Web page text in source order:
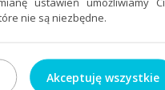
nie są niezbędne.
Akceptuję wszystkie